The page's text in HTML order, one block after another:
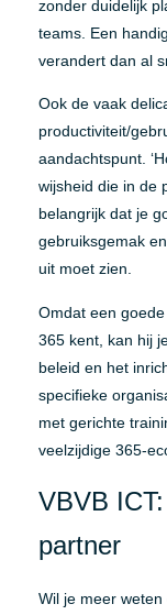
zonder duidelijk
teams. Een
verandert dan al
Ook de vaak
productiviteit/
aandachtspunt.
wijsheid die in de
belangrijk dat je
gebruiksgemak
uit moet zien.
Omdat een
365 kent, kan hij
beleid en het
specifieke
met gerichte
veelzijdige 365-
VBVB
partner
Wil je meer